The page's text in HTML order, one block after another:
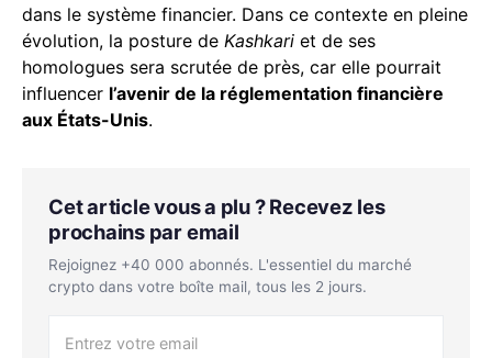
dans le système financier. Dans ce contexte en pleine
évolution, la posture de Kashkari et de ses
homologues sera scrutée de près, car elle pourrait
influencer l’avenir de la réglementation financière
aux États-Unis.
Cet article vous a plu ? Recevez les
prochains par email
Rejoignez +40 000 abonnés. L'essentiel du marché
crypto dans votre boîte mail, tous les 2 jours.